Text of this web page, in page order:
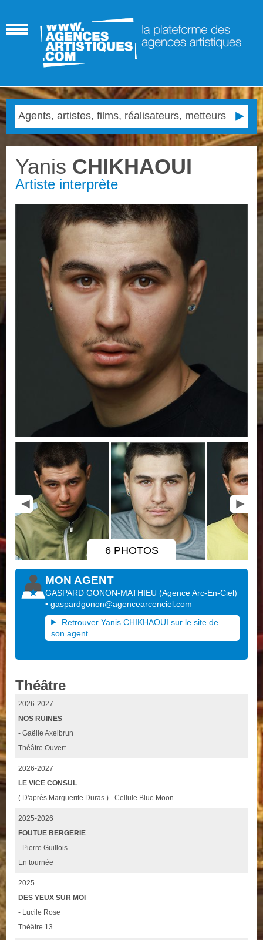
Yanis CHIKHAOUI
Artiste interprète
6 PHOTOS
MON AGENT
GASPARD GONON-MATHIEU (Agence Arc-En-Ciel)
•gaspardgonon@agencearcenciel.com
Retrouver Yanis CHIKHAOUI sur le site de
son agent
Théâtre
2026-2027
NOS RUINES
- Gaëlle Axelbrun
Théâtre Ouvert
2026-2027
LE VICE CONSUL
( D'après Marguerite Duras ) - Cellule Blue Moon
2025-2026
FOUTUE BERGERIE
- Pierre Guillois
En tournée
2025
DES YEUX SUR MOI
- Lucile Rose
Théâtre 13